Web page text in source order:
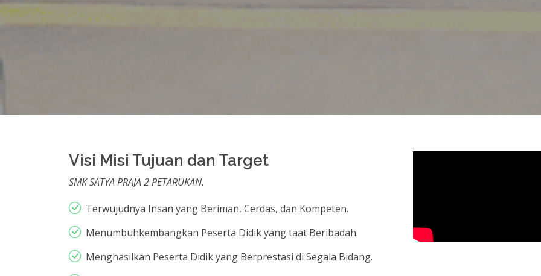
Visi Misi Tujuan dan Target
SMK SATYA PRAJA 2 PETARUKAN.
Terwujudnya Insan yang Beriman, Cerdas, dan Kompeten.
Menumbuhkembangkan Peserta Didik yang taat Beribadah.
Menghasilkan Peserta Didik yang Berprestasi di Segala Bidang.